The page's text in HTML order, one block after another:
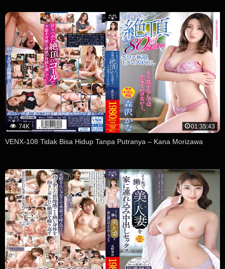
74K 01:35:43
VENX-108 Tidak Bisa Hidup Tanpa Putranya – Kana Morizawa